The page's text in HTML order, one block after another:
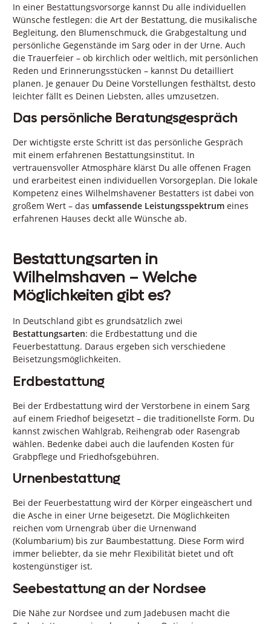
In einer Bestattungsvorsorge kannst Du alle individuellen
Wünsche festlegen: die Art der Bestattung, die musikalische
Begleitung, den Blumenschmuck, die Grabgestaltung und
persönliche Gegenstände im Sarg oder in der Urne. Auch
die Trauerfeier – ob kirchlich oder weltlich, mit persönlichen
Reden und Erinnerungsstücken – kannst Du detailliert
planen. Je genauer Du Deine Vorstellungen festhältst, desto
leichter fällt es Deinen Liebsten, alles umzusetzen.
Das persönliche Beratungsgespräch
Der wichtigste erste Schritt ist das persönliche Gespräch
mit einem erfahrenen Bestattungsinstitut. In
vertrauensvoller Atmosphäre klärst Du alle offenen Fragen
und erarbeitest einen individuellen Vorsorgeplan. Die lokale
Kompetenz eines Wilhelmshavener Bestatters ist dabei von
großem Wert – das umfassende Leistungsspektrum eines
erfahrenen Hauses deckt alle Wünsche ab.
Bestattungsarten in
Wilhelmshaven – Welche
Möglichkeiten gibt es?
In Deutschland gibt es grundsätzlich zwei
Bestattungsarten: die Erdbestattung und die
Feuerbestattung. Daraus ergeben sich verschiedene
Beisetzungsmöglichkeiten.
Erdbestattung
Bei der Erdbestattung wird der Verstorbene in einem Sarg
auf einem Friedhof beigesetzt – die traditionellste Form. Du
kannst zwischen Wahlgrab, Reihengrab oder Rasengrab
wählen. Bedenke dabei auch die laufenden Kosten für
Grabpflege und Friedhofsgebühren.
Urnenbestattung
Bei der Feuerbestattung wird der Körper eingeäschert und
die Asche in einer Urne beigesetzt. Die Möglichkeiten
reichen vom Urnengrab über die Urnenwand
(Kolumbarium) bis zur Baumbestattung. Diese Form wird
immer beliebter, da sie mehr Flexibilität bietet und oft
kostengünstiger ist.
Seebestattung an der Nordsee
Die Nähe zur Nordsee und zum Jadebusen macht die